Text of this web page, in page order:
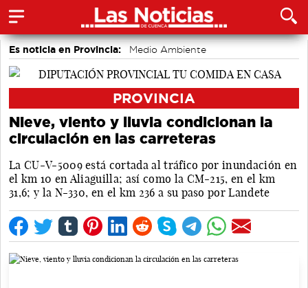
Es noticia en Provincia:
Medio Ambiente
accidentes laborales
PROVINCIA
Nieve, viento y lluvia condicionan la
circulación en las carreteras
La CU-V-5009 está cortada al tráfico por inundación en
el km 10 en Aliaguilla; así como la CM-215, en el km
31,6; y la N-330, en el km 236 a su paso por Landete